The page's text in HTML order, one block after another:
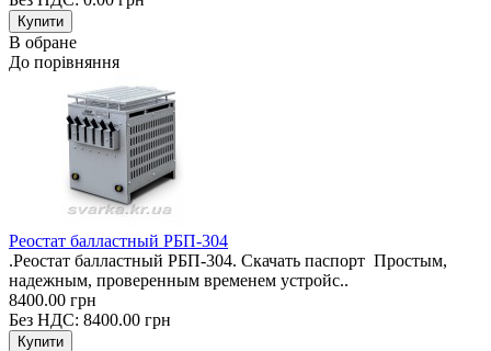
В обране
До порівняння
Реостат балластный РБП-304
.Реостат балластный РБП-304. Скачать паспорт Простым,
надежным, проверенным временем устройс..
8400.00 грн
Без НДС: 8400.00 грн